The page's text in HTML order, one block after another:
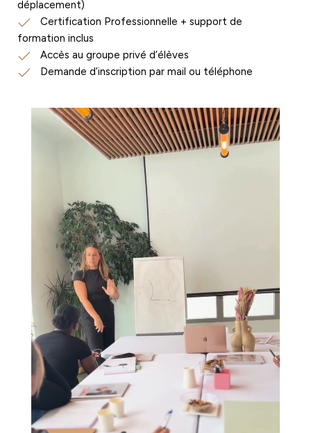
déplacement)
Certification Professionnelle + support de
formation inclus
Accès au groupe privé d’élèves
Demande d’inscription par mail ou téléphone